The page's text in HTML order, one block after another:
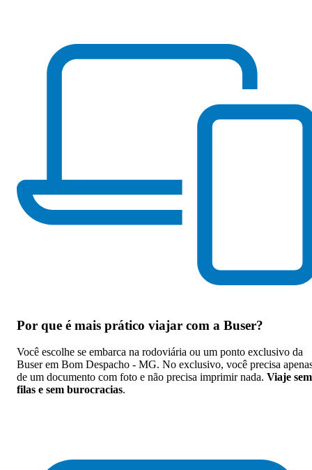
Por que é mais prático viajar com a Buser?
Você escolhe se embarca na rodoviária ou um ponto exclusivo da
Buser em Bom Despacho - MG. No exclusivo, você precisa
de um documento com foto e não precisa imprimir nada. Viaje sem
filas e sem burocracias.